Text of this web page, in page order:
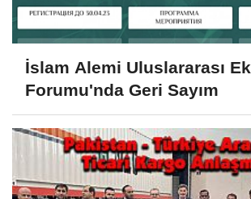
İslam Alemi Uluslararası
Forumu'nda Geri Sayım